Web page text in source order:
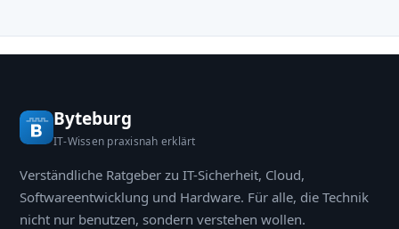
Byteburg
IT-Wissen praxisnah erklärt
Verständliche Ratgeber zu IT-Sicherheit, Cloud,
Softwareentwicklung und Hardware. Für alle, die Technik
nicht nur benutzen, sondern verstehen wollen.